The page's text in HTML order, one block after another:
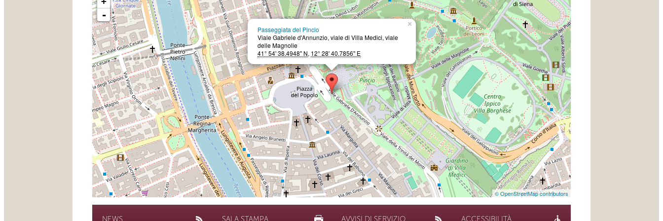
×
Passeggiata del Pincio
Viale Gabriele d'Annunzio, viale di Villa Medici, viale
delle Magnolie
41° 54' 38.4948" N, 12° 28' 40.7856" E
-
© OpenStreetMap contributors
NEWS SALA STAMPA AVVISI DI SERVIZIO ACCESSIBILITÀ